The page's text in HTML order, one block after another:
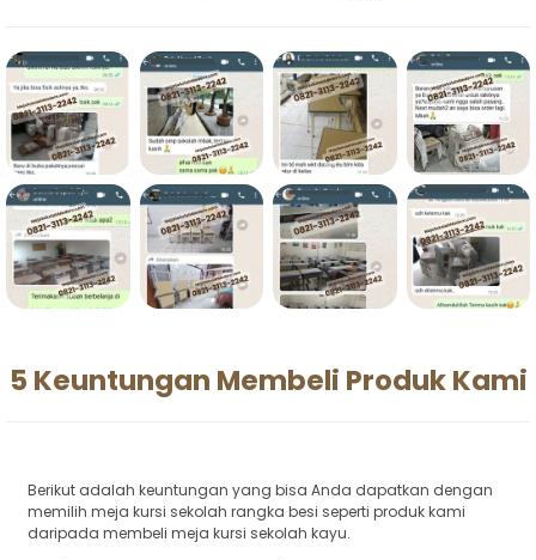
5 Keuntungan Membeli Produk Kami
Berikut adalah keuntungan yang bisa Anda dapatkan dengan
memilih meja kursi sekolah rangka besi seperti produk kami
daripada membeli meja kursi sekolah kayu.